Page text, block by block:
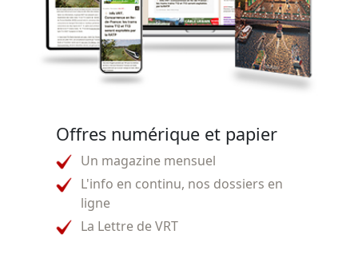
Offres numérique et papier
Un magazine mensuel
L'info en continu, nos dossiers en
ligne
La Lettre de VRT